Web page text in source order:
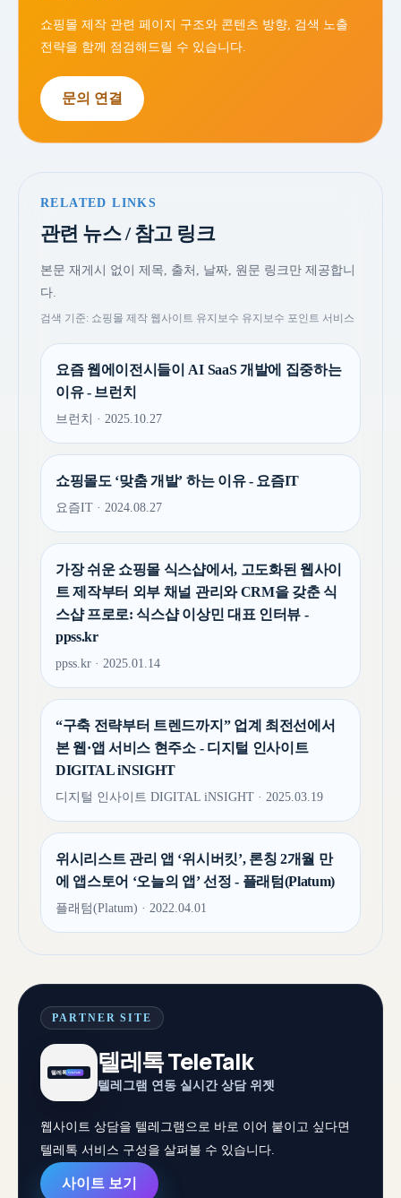
쇼핑몰 제작 관련 페이지 구조와 콘텐츠 방향, 검색 노출
전략을 함께 점검해드릴 수 있습니다.
문의 연결
RELATED LINKS
관련 뉴스 / 참고 링크
본문 재게시 없이 제목, 출처, 날짜, 원문 링크만 제공합니
다.
검색 기준: 쇼핑몰 제작 웹사이트 유지보수 유지보수 포인트 서비스
요즘 웹에이전시들이 AI SaaS 개발에 집중하는
이유 - 브런치
브런치 · 2025.10.27
쇼핑몰도 ‘맞춤 개발’ 하는 이유 - 요즘IT
요즘IT · 2024.08.27
가장 쉬운 쇼핑몰 식스샵에서, 고도화된 웹사이
트 제작부터 외부 채널 관리와 CRM을 갖춘 식
스샵 프로로: 식스샵 이상민 대표 인터뷰 -
ppss.kr
ppss.kr · 2025.01.14
“구축 전략부터 트렌드까지” 업계 최전선에서
본 웹·앱 서비스 현주소 - 디지털 인사이트
DIGITAL iNSIGHT
디지털 인사이트 DIGITAL iNSIGHT · 2025.03.19
위시리스트 관리 앱 ‘위시버킷’, 론칭 2개월 만
에 앱스토어 ‘오늘의 앱’ 선정 - 플래텀(Platum)
플래텀(Platum) · 2022.04.01
PARTNER SITE
텔레톡 TeleTalk
텔레그램 연동 실시간 상담 위젯
웹사이트 상담을 텔레그램으로 바로 이어 붙이고 싶다면
텔레톡 서비스 구성을 살펴볼 수 있습니다.
사이트 보기